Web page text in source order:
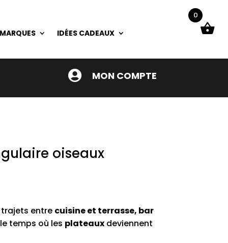
IDÉES CADEAUX
 MON COMPTE
oiseaux
:
€.
entre cuisine et terrasse, bar
temps où les plateauxdeviennent
0